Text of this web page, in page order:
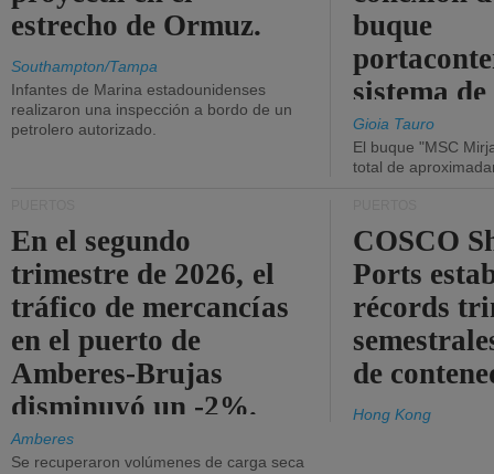
estrecho de Ormuz.
Southampton/Tampa
Infantes de Marina estadounidenses
realizaron una inspección a bordo de un
petrolero autorizado.
buque
sistema
la red
Gioia Tauro
El buque "MSC
total de
En el segundo
trimestre de 2026, el
tráfico de mercancías
en el puerto de
Amberes-Brujas
disminuyó un -2%.
Amberes
Se recuperaron volúmenes de carga seca
COSCO
Ports
récords
de
Hong Kong